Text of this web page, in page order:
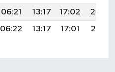
06:21 13:17 17:02
20:04
06:22 13:17 17:01 20:02